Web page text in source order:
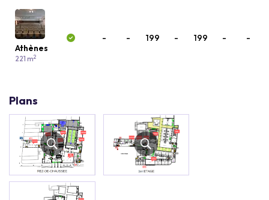
Athènes
221 m2
- - 199 - 199 - -
Plans